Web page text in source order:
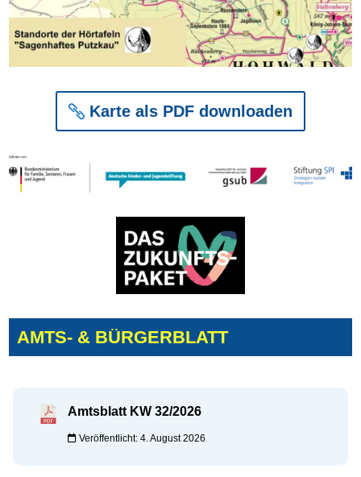
Karte als PDF downloaden
AMTS- & BÜRGERBLATT
Amtsblatt KW 32/2026
Veröffentlicht: 4. August 2026